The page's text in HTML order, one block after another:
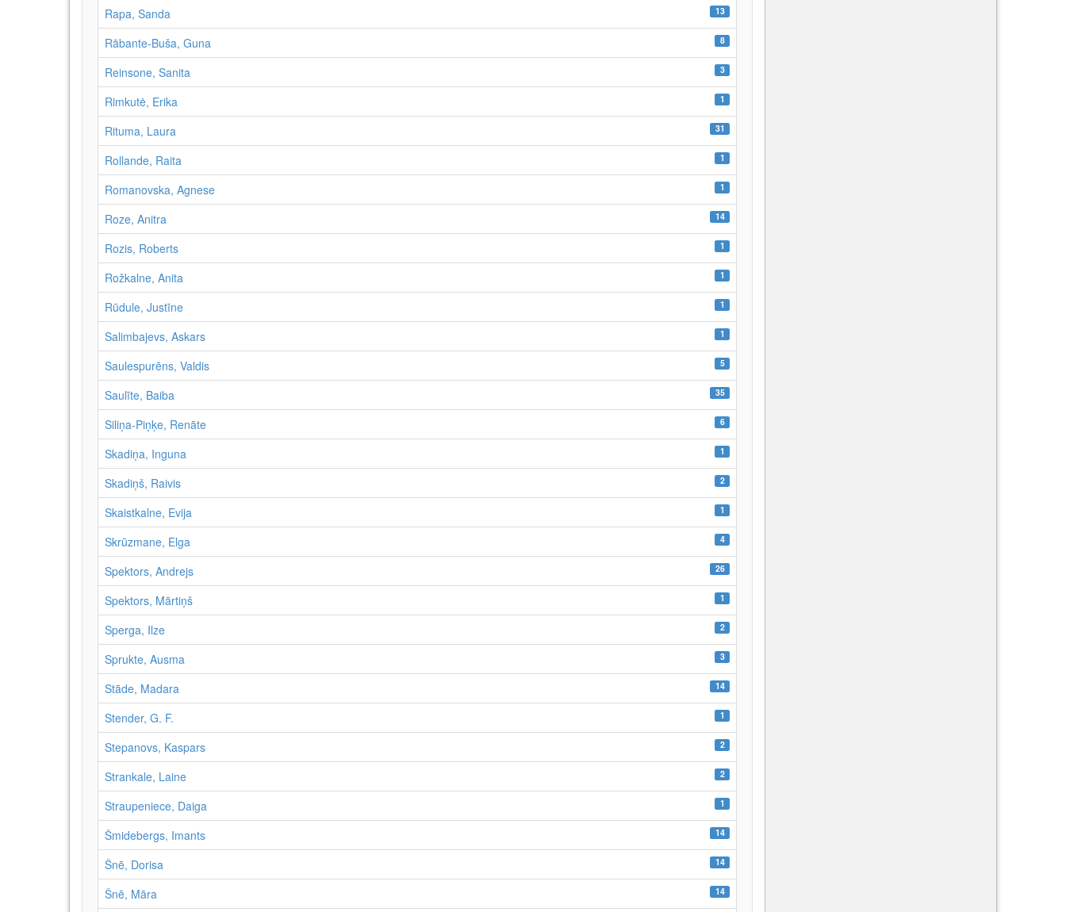
Rapa, Sanda 13
Rābante-Buša, Guna 8
Reinsone, Sanita 3
Rimkutė, Erika 1
Rituma, Laura 31
Rollande, Raita 1
Romanovska, Agnese 1
Roze, Anitra 14
Rozis, Roberts 1
Rožkalne, Anita 1
Rūdule, Justīne 1
Salimbajevs, Askars 1
Saulespurēns, Valdis 5
Saulīte, Baiba 35
Siliņa-Piņķe, Renāte 6
Skadiņa, Inguna 1
Skadiņš, Raivis 2
Skaistkalne, Evija 1
Skrūzmane, Elga 4
Spektors, Andrejs 26
Spektors, Mārtiņš 1
Sperga, Ilze 2
Sprukte, Ausma 3
Stāde, Madara 14
Stender, G. F. 1
Stepanovs, Kaspars 2
Strankale, Laine 2
Straupeniece, Daiga 1
Šmidebergs, Imants 14
Šnē, Dorisa 14
Šnē, Māra 14